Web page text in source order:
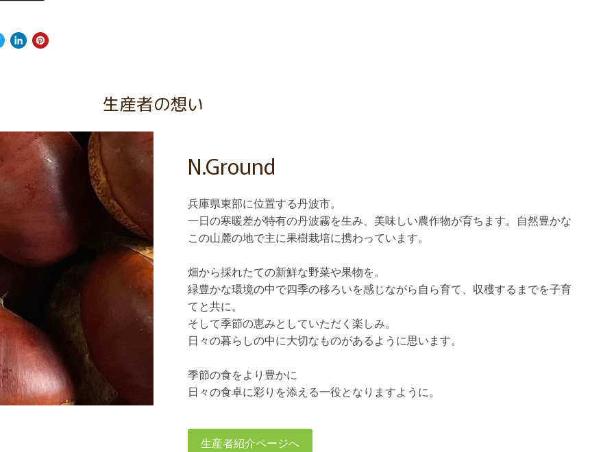
生産者の想い
N.Ground
兵庫県東部に位置する丹波市。
一日の寒暖差が特有の丹波霧を生み、美味しい農作物が育ちます。自然豊かな
この山麓の地で主に果樹栽培に携わっています。
畑から採れたての新鮮な野菜や果物を。
緑豊かな環境の中で四季の移ろいを感じながら自ら育て、収穫するまでを子育
てと共に。
そして季節の恵みとしていただく楽しみ。
日々の暮らしの中に大切なものがあるように思います。
季節の食をより豊かに
日々の食卓に彩りを添える一役となりますように。
生産者紹介ページへ